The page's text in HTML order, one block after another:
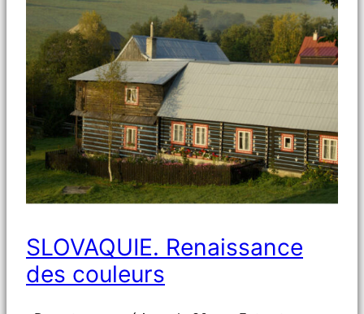
SLOVAQUIE. Renaissance
des couleurs